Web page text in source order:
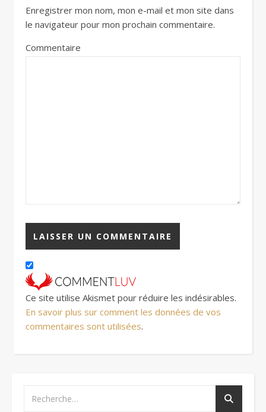
Enregistrer mon nom, mon e-mail et mon site dans
le navigateur pour mon prochain commentaire.
Commentaire
Ce site utilise Akismet pour réduire les indésirables.
En savoir plus sur comment les données de vos
commentaires sont utilisées.